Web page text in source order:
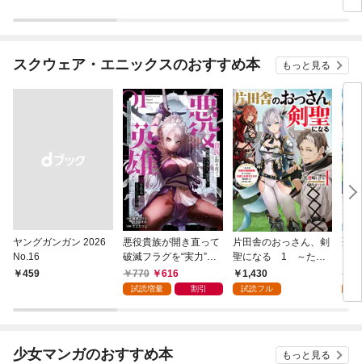
スクウェア・エニックスのおすすめ本 もっと見る
ヤングガンガン 2026
No.16
￥459
悪役貴族が開き直って
破滅フラグを“実力”で
叩き折っていたら、い
つの間にかヒロイン達
770 616
試読増量 割引
片田舎のおっさん、剣
聖になる 1 ～ただ
の田舎の剣術師範だっ
たのに、大成した弟子
1,430
試読フル
聖
巻
少女マンガのおすすめ本 もっと見る